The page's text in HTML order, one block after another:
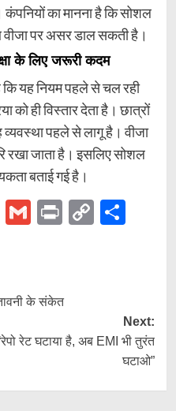
का मानना है कि सोशल
वीजा पर असर डाल सकती है।
के लिए जरूरी कदम
कि यह नियम पहले से चल रही
ही विस्तार देता है। छात्रों
पहले से लागू है। वीजा
रखा जाता है। इसलिए सोशल
बताई गई है।
Gmail
Print
Copy
के संकेत
Next:
रेट घटाया है, अब EMI भी तुरंत
घटाओ”